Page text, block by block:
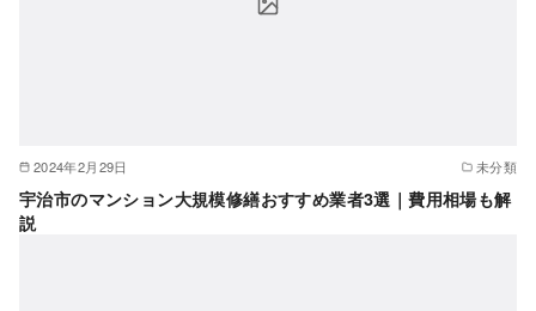
2024年2月29日 未分類
宇治市のマンション大規模修繕おすすめ業者3選｜費用相場も解
説